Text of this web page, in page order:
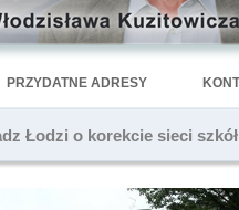
PRZYDATNE ADRESY
Łodzi o korekcie sieci szkół